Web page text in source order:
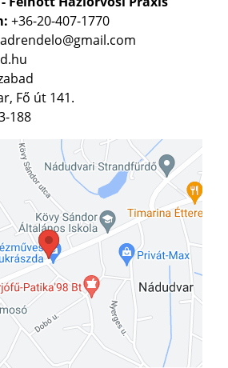
+36-20-407-1770
Fő út 141.
188